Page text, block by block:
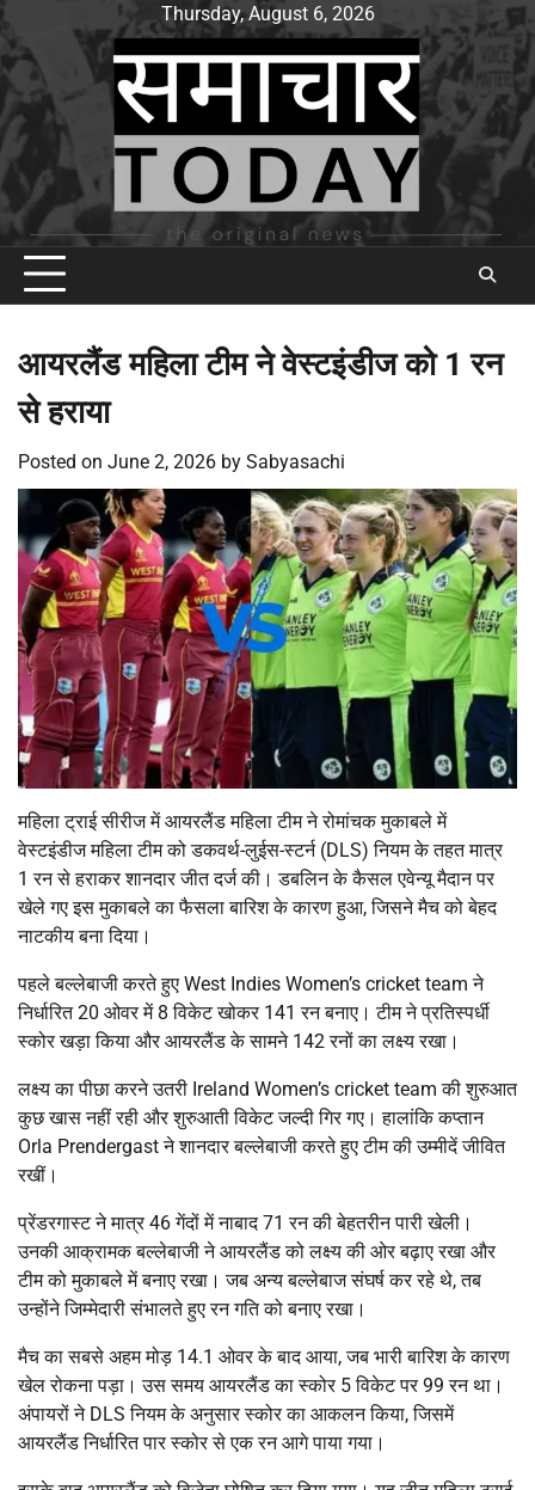
Skip
to
content
Thursday, August 6, 2026
आयरलैंड महिला टीम ने वेस्टइंडीज को 1 रन
से हराया
Posted on June 2, 2026 by Sabyasachi
महिला ट्राई सीरीज में आयरलैंड महिला टीम ने रोमांचक मुकाबले में
वेस्टइंडीज महिला टीम को डकवर्थ-लुईस-स्टर्न (DLS) नियम के तहत मात्र
1 रन से हराकर शानदार जीत दर्ज की। डबलिन के कैसल एवेन्यू मैदान पर
खेले गए इस मुकाबले का फैसला बारिश के कारण हुआ, जिसने मैच को बेहद
नाटकीय बना दिया।
पहले बल्लेबाजी करते हुए West Indies Women’s cricket team ने
निर्धारित 20 ओवर में 8 विकेट खोकर 141 रन बनाए। टीम ने प्रतिस्पर्धी
स्कोर खड़ा किया और आयरलैंड के सामने 142 रनों का लक्ष्य रखा।
लक्ष्य का पीछा करने उतरी Ireland Women’s cricket team की शुरुआत
कुछ खास नहीं रही और शुरुआती विकेट जल्दी गिर गए। हालांकि कप्तान
Orla Prendergastने शानदार बल्लेबाजी करते हुए टीम की उम्मीदें जीवित
रखीं।
प्रेंडरगास्ट ने मात्र 46 गेंदों में नाबाद 71 रन की बेहतरीन पारी खेली।
उनकी आक्रामक बल्लेबाजी ने आयरलैंड को लक्ष्य की ओर बढ़ाए रखा और
टीम को मुकाबले में बनाए रखा। जब अन्य बल्लेबाज संघर्ष कर रहे थे, तब
उन्होंने जिम्मेदारी संभालते हुए रन गति को बनाए रखा।
मैच का सबसे अहम मोड़ 14.1 ओवर के बाद आया, जब भारी बारिश के कारण
खेल रोकना पड़ा। उस समय आयरलैंड का स्कोर 5 विकेट पर 99 रन था।
अंपायरों ने DLS नियम के अनुसार स्कोर का आकलन किया, जिसमें
आयरलैंड निर्धारित पार स्कोर से एक रन आगे पाया गया।